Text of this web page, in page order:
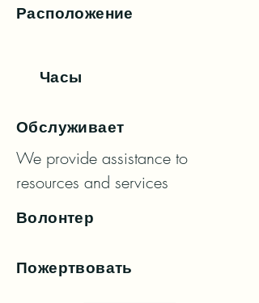
Расположение
Часы
Обслуживает
We provide assistance to
resources and services
Волонтер
Пожертвовать